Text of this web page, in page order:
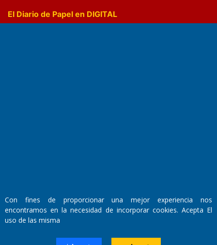
El Diario de Papel en DIGITAL
Director Periodístico:
Walter René Goñi
Domicilio Legal: José Ingenieros 855,
Con fines de proporcionar una mejor experiencia nos
encontramos en la necesidad de incorporar cookies. Acepta El
uso de las misma